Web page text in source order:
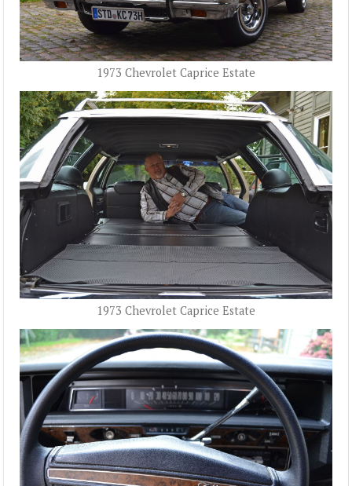
1973 Chevrolet Caprice Estate
1973 Chevrolet Caprice Estate